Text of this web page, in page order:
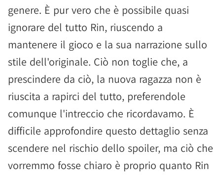
genere. È pur vero che è possibile quasi
ignorare del tutto Rin, riuscendo a
mantenere il gioco e la sua narrazione sullo
stile dell'originale. Ciò non toglie che, a
prescindere da ciò, la nuova ragazza non è
riuscita a rapirci del tutto, preferendole
comunque l'intreccio che ricordavamo. È
difficile approfondire questo dettaglio senza
scendere nel rischio dello spoiler, ma ciò che
vorremmo fosse chiaro è proprio quanto Rin